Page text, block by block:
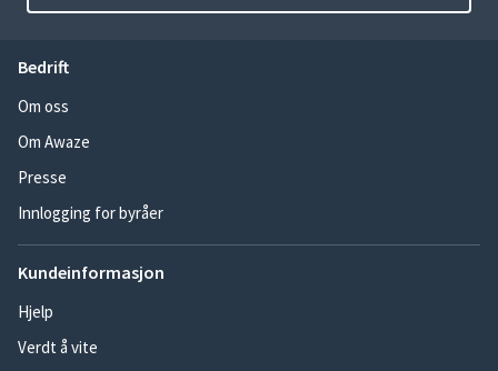
Bedrift
Om oss
Om Awaze
Presse
Innlogging for byråer
Kundeinformasjon
Hjelp
Verdt å vite